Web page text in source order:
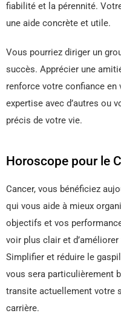
fiabilité et la pérennité.
une aide concrète et utile.
Vous pourriez diriger un
succès. Apprécier une
renforce votre confiance en
expertise avec d’autres ou
précis de votre vie.
Horoscope pour le
Cancer, vous bénéficiez
qui vous aide à mieux
objectifs et vos
voir plus clair et
Simplifier et réduire le
vous sera particulièrement
transite actuellement votre
carrière.